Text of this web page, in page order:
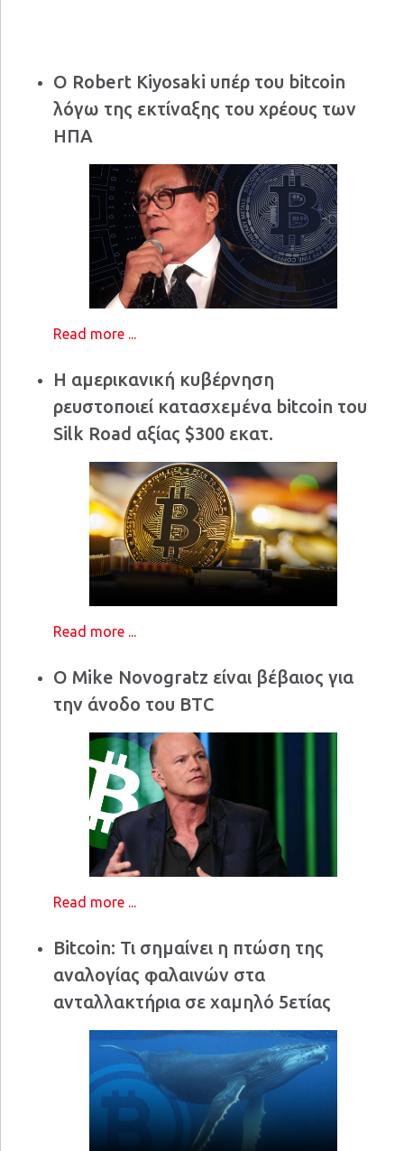
Ο Robert Kiyosaki υπέρ του bitcoin
λόγω της εκτίναξης του χρέους των
ΗΠΑ
Read more ...
Η αμερικανική κυβέρνηση
ρευστοποιεί κατασχεμένα bitcoin του
Silk Road αξίας $300 εκατ.
Read more ...
Ο Mike Novogratz είναι βέβαιος για
την άνοδο του BTC
Read more ...
Bitcoin: Τι σημαίνει η πτώση της
αναλογίας φαλαινών στα
ανταλλακτήρια σε χαμηλό 5ετίας